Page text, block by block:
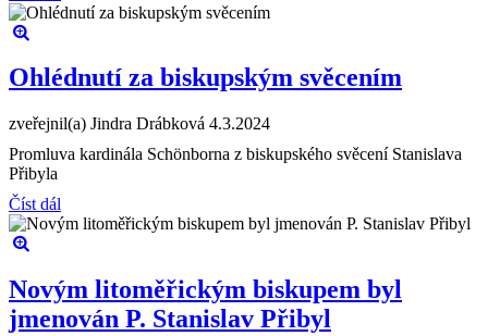
Ohlédnutí za biskupským svěcením
zveřejnil(a) Jindra Drábková 4.3.2024
Promluva kardinála Schönborna z biskupského svěcení Stanislava
Přibyla
Číst dál
Novým litoměřickým biskupem byl
jmenován P. Stanislav Přibyl